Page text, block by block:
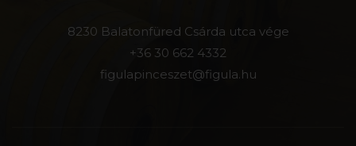
8230 Balatonfüred Csárda utca vége
+36 30 662 4332
figulapinceszet@figula.hu